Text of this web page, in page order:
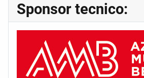
Sponsor tecnico: